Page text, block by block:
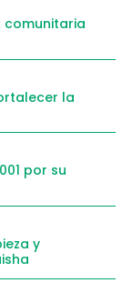
comunitaria
la
por su
y